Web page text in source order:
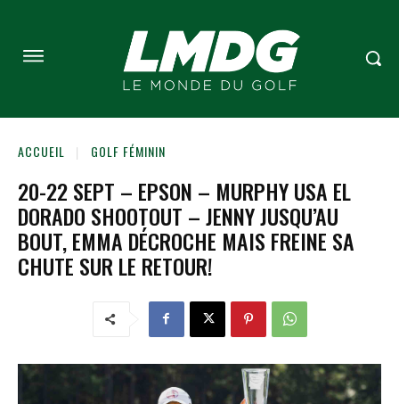
ACCUEIL GOLF FÉMININ
20-22 SEPT – EPSON – MURPHY USA EL
DORADO SHOOTOUT – JENNY JUSQU’AU
BOUT, EMMA DÉCROCHE MAIS FREINE SA
CHUTE SUR LE RETOUR!